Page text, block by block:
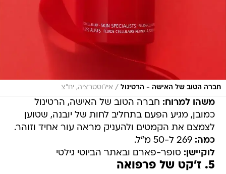
חברה הטוב של האישה - הרטינול / אילוסטרציה, יח"צ
משהו למרוח: חברה הטוב של האישה, הרטינול
כמובן, מגיע הפעם בתחליב לחות של יובנה, שטוען
לצמצם את הקמטים ולהעניק מראה עור אחיד וזוהר.
כמה: 269 ל-50 מ"ל.
לוקיישן: סופר-פארם ובאתר הביוטי גילטי
5. ז'קט של פרפואה